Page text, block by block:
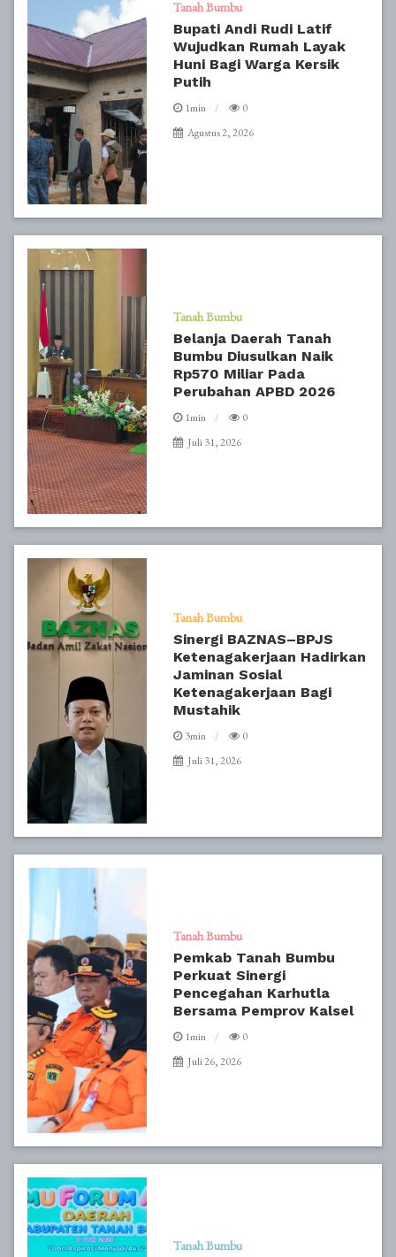
Tanah Bumbu
Bupati Andi Rudi Latif
Wujudkan Rumah Layak
Huni Bagi Warga Kersik
Putih
1min
0
Agustus 2, 2026
Tanah Bumbu
Belanja Daerah Tanah
Bumbu Diusulkan Naik
Rp570 Miliar Pada
Perubahan APBD 2026
1min
0
Juli 31, 2026
Tanah Bumbu
Sinergi BAZNAS–BPJS
Ketenagakerjaan Hadirkan
Jaminan Sosial
Ketenagakerjaan Bagi
Mustahik
3min
0
Juli 31, 2026
Tanah Bumbu
Pemkab Tanah Bumbu
Perkuat Sinergi
Pencegahan Karhutla
Bersama Pemprov Kalsel
1min
0
Juli 26, 2026
Tanah Bumbu